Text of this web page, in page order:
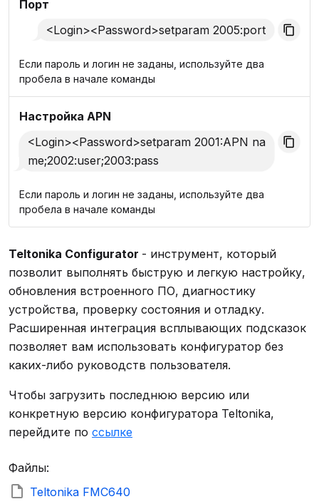
Порт
<Login><Password>setparam 2005:port
Если пароль и логин не заданы, используйте два
пробела в начале команды
Настройка APN
<Login><Password>setparam 2001:APN na
me;2002:user;2003:pass
Если пароль и логин не заданы, используйте два
пробела в начале команды
Teltonika Configurator - инструмент, который
позволит выполнять быструю и легкую настройку,
обновления встроенного ПО, диагностику
устройства, проверку состояния и отладку.
Расширенная интеграция всплывающих подсказок
позволяет вам использовать конфигуратор без
каких-либо руководств пользователя.
Чтобы загрузить последнюю версию или
конкретную версию конфигуратора Teltonika,
перейдите по ссылке
Файлы:
Teltonika FMC640